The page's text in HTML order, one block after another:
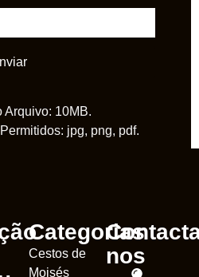
Arquivo: 10MB.
jpg, png, pdf.
Categorias
Cestos de
Moisés
nos